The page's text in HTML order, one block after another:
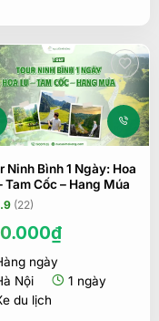
Ninh Bình 1 Ngày: Hoa
Tam Cốc – Hang Múa
(22)
₫
ngày
Nội
1 ngày
du lịch